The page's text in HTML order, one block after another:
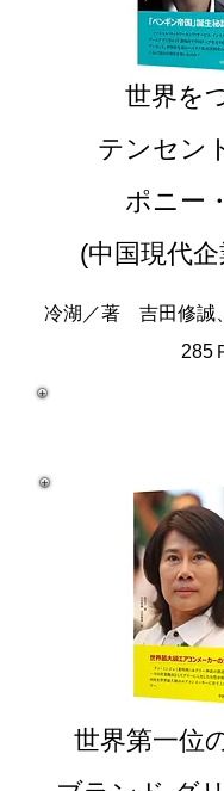
世界を
テンセン
ポニー
(中国現代
冷湖／著 吉田修誠
285
世界第一位